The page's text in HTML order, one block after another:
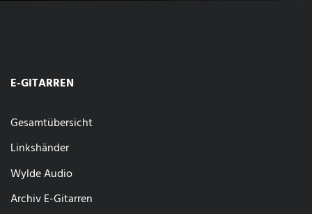
E-GITARREN
Gesamtübersicht
Linkshänder
Wylde Audio
Archiv E-Gitarren